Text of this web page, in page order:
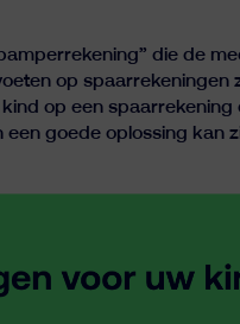
die de
op spaarrekeningen
op een spaarrekening
goede oplossing kan